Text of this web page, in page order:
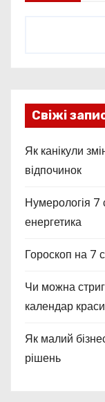
Свіжі
Як канікули
відпочинок
Нумерологія 7
енергетика
Гороскоп на 7
Чи можна
календар краси
Як малий
рішень